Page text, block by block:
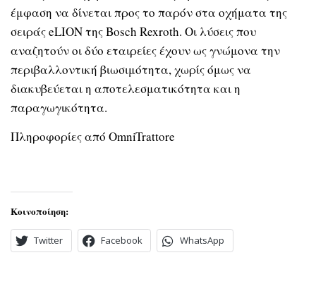
έμφαση να δίνεται προς το παρόν στα οχήματα της
σειράς eLION της Bosch Rexroth. Οι λύσεις που
αναζητούν οι δύο εταιρείες έχουν ως γνώμονα την
περιβαλλοντική βιωσιμότητα, χωρίς όμως να
διακυβεύεται η αποτελεσματικότητα και η
παραγωγικότητα.
Πληροφορίες από OmniTrattore
Κοινοποίηση:
Twitter Facebook WhatsApp